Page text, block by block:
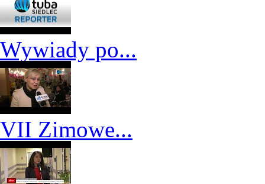
Wywiady po...
VII Zimowe...